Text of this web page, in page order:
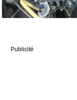
Publicité